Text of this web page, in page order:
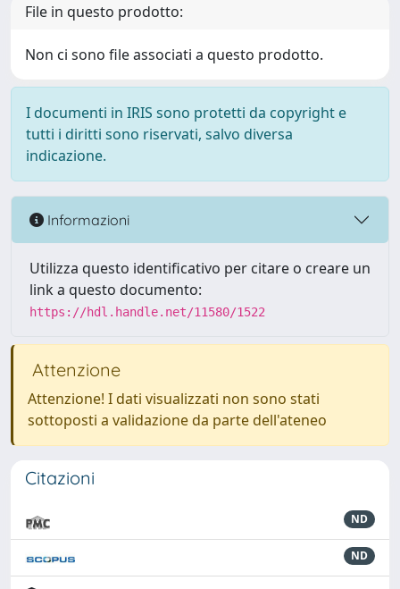
File in questo prodotto:
Non ci sono file associati a questo prodotto.
I documenti in IRIS sono protetti da copyright e
tutti i diritti sono riservati, salvo diversa
indicazione.
Informazioni
Utilizza questo identificativo per citare o creare un
link a questo documento:
https://hdl.handle.net/11580/1522
Attenzione
Attenzione! I dati visualizzati non sono stati
sottoposti a validazione da parte dell'ateneo
Citazioni
ND
ND